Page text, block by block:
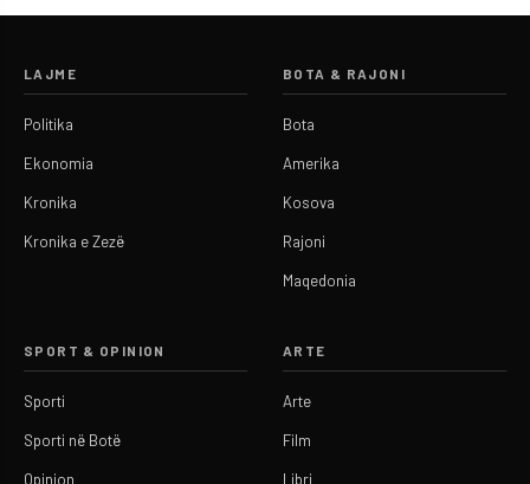
LAJME
Politika
Ekonomia
Kronika
Kronika e Zezë
BOTA & RAJONI
Bota
Amerika
Kosova
Rajoni
Maqedonia
SPORT & OPINION
Sporti
Sporti në Botë
Opinion
ARTE
Arte
Film
Libri